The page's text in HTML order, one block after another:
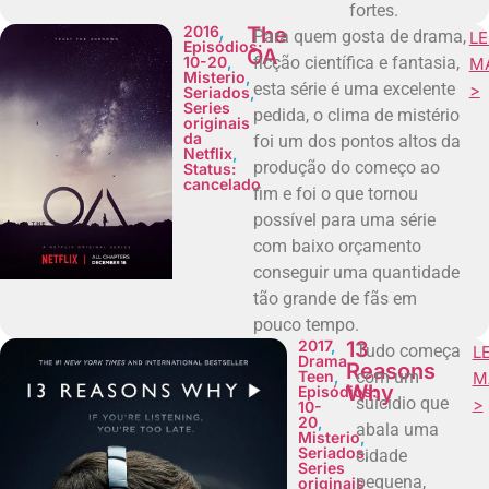
fortes.
2016,
Episódios:
10-20,
Misterio,
Seriados,
Series
originais
da
Netflix,
Status:
cancelado
The
OA
Para quem gosta de drama,
ficção científica e fantasia,
esta série é uma excelente
pedida, o clima de mistério
foi um dos pontos altos da
produção do começo ao
fim e foi o que tornou
possível para uma série
com baixo orçamento
conseguir uma quantidade
tão grande de fãs em
pouco tempo.
>
2017,
Drama
Teen,
Episódios:
10-
20,
Misterio,
Seriados,
Series
originais
13
Reasons
Why
Tudo começa
com um
suicidio que
abala uma
cidade
pequena,
>